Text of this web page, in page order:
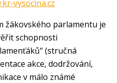
vysocina.cz
žákovského parlamentu je
schopnosti
(stručná
akce, dodržování,
v málo známé